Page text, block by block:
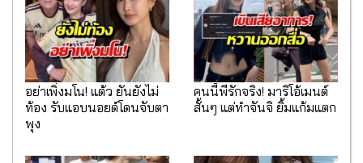
อย่าเพิ่งมโน! แต้ว ยันยังไม่
ท้อง รับแอบนอยด์โดนจับตา
พุง
คนนี้พี่รักจริง! มาริโอ้เมนต์
สั้นๆ แต่ทำจันจิ ยิ้มแก้มแตก